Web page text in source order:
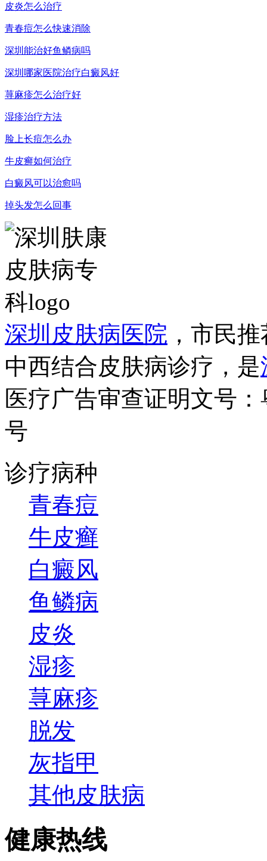
皮炎怎么治疗
青春痘怎么快速消除
深圳能治好鱼鳞病吗
深圳哪家医院治疗白癜风好
荨麻疹怎么治疗好
湿疹治疗方法
脸上长痘怎么办
牛皮癣如何治疗
白癜风可以治愈吗
掉头发怎么回事
深圳皮肤病医院 ，市民
中西结合皮肤病诊疗，是
医疗广告审查证明文号
号
诊疗病种
青春痘
牛皮癣
白癜风
鱼鳞病
皮炎
湿疹
荨麻疹
脱发
灰指甲
其他皮肤病
健康热线